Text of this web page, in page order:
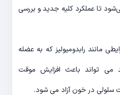
تا عملکرد کلیه جدید و بررسی
مانند رابدومیولیز که به عضله
می تواند باعث افزایش موقت
سلولی در خون آزاد می شود.